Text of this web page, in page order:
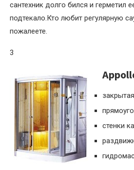
сантехник долго бился и герметил
подтекало.Кто любит регулярную
пожалеете.
3
стенки